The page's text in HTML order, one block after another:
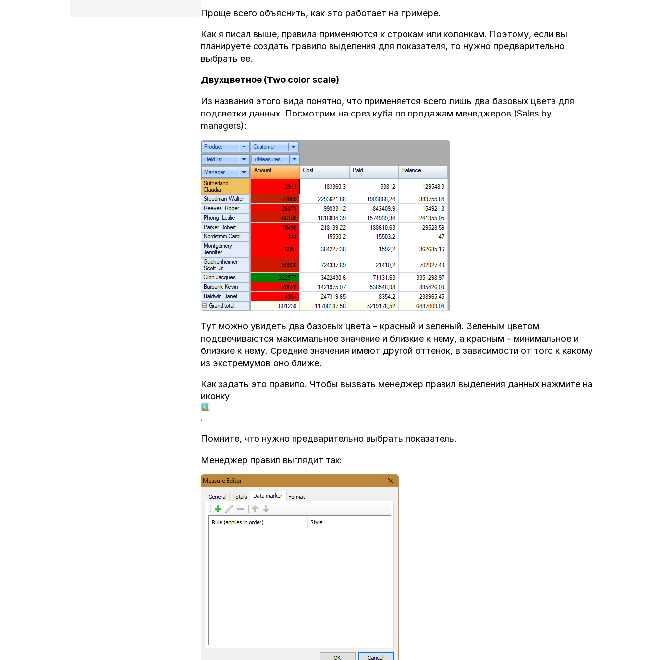
Проще всего объяснить, как это работает на примере.
Как я писал выше, правила применяются к строкам или колонкам. Поэтому, если вы
планируете создать правило выделения для показателя, то нужно предварительно
выбрать ее.
Двухцветное (Two color scale)
Из названия этого вида понятно, что применяется всего лишь два базовых цвета для
подсветки данных. Посмотрим на срез куба по продажам менеджеров (Sales by
managers):
Тут можно увидеть два базовых цвета – красный и зеленый. Зеленым цветом
подсвечиваются максимальное значение и близкие к нему, а красным – минимальное и
близкие к нему. Средние значения имеют другой оттенок, в зависимости от того к какому
из экстремумов оно ближе.
Как задать это правило. Чтобы вызвать менеджер правил выделения данных нажмите на
иконку
.
Помните, что нужно предварительно выбрать показатель.
Менеджер правил выглядит так: